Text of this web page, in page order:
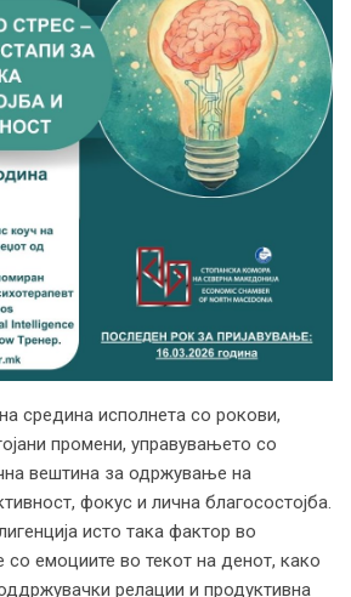
средина исполнета со рокови,
промени, управувањето со
вештина за одржување на
фокус и лична благосостојба.
исто така фактор во
емоциите во текот на денот, како
релации и продуктивна